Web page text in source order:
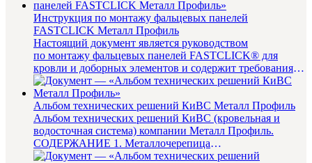
Инструкция по монтажу фальцевых панелей
FASTCLICK Металл Профиль
Настоящий документ является руководством
по монтажу фальцевых панелей FASTCLICK® для
кровли и доборных элементов и содержит требования
и рекоменд...
Альбом технических решений КиВС Металл Профиль
Альбом технических решений КиВС (кровельная и
водосточная система) компании Металл Профиль.
СОДЕРЖАНИЕ 1. Металлочерепица
............................................